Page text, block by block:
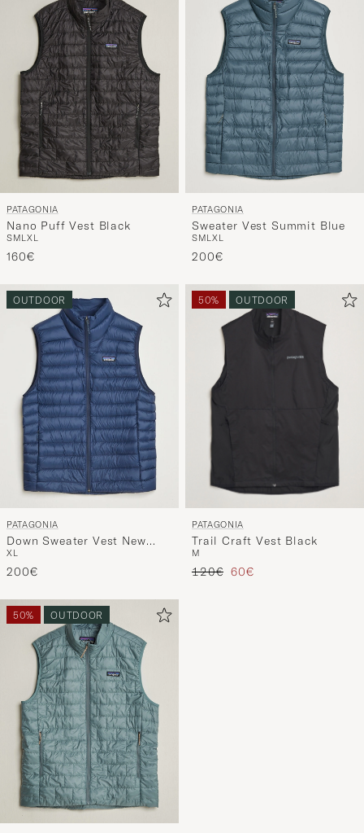
Stil
PATAGONIA
Nano Puff Vest Black
SMLXL
160€
PATAGONIA
Sweater Vest Summit Blue
SMLXL
200€
OUTDOOR
PATAGONIA
Down Sweater Vest New
Navy
XL
200€
50% OUTDOOR
PATAGONIA
Trail Craft Vest Black
M
Regulärer Preis
120€ Reduzierter Preis
60€
50% OUTDOOR